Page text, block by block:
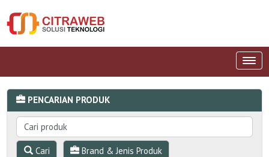
PENCARIAN PRODUK
Cari Brand & Jenis Produk